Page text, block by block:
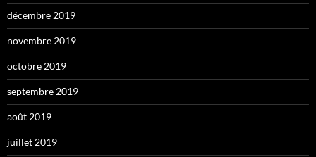
décembre 2019
novembre 2019
octobre 2019
septembre 2019
août 2019
juillet 2019